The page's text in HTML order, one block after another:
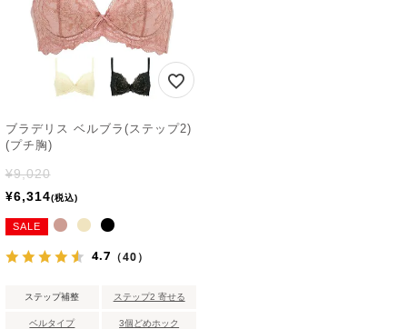
ブラデリス ベルブラ(ステップ2)
(プチ胸)
¥9,020
¥6,314 税込
SALE
4.7 （40）
ステップ補整 ステップ2 寄せる
ベルタイプ 3個どめホック